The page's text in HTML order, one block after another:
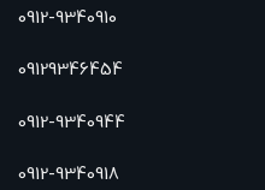
0912-9340910
09129346454
0912-9340944
0912-9340918